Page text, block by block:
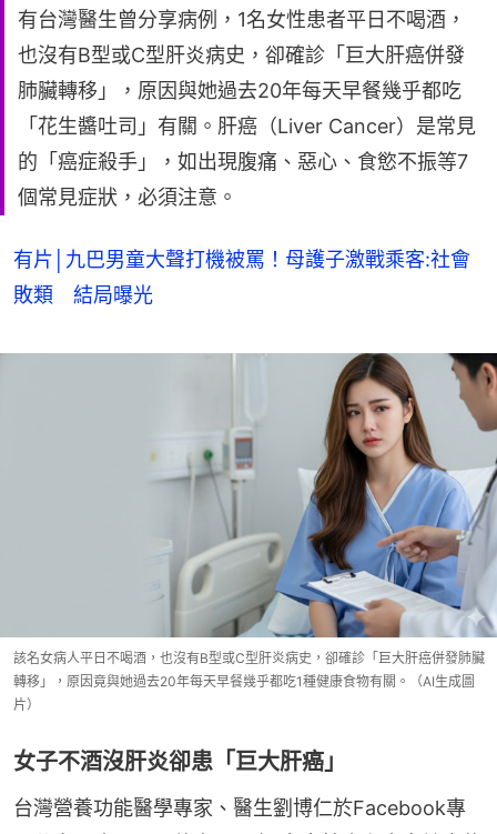
有台灣醫生曾分享病例，1名女性患者平日不喝酒，
也沒有B型或C型肝炎病史，卻確診「巨大肝癌併發
肺臟轉移」，原因與她過去20年每天早餐幾乎都吃
「花生醬吐司」有關。肝癌（Liver Cancer）是常見
的「癌症殺手」，如出現腹痛、惡心、食慾不振等7
個常見症狀，必須注意。
有片│九巴男童大聲打機被罵！母護子激戰乘客:社會
敗類 結局曝光
該名女病人平日不喝酒，也沒有B型或C型肝炎病史，卻確診「巨大肝癌併發肺臟
轉移」，原因竟與她過去20年每天早餐幾乎都吃1種健康食物有關。（AI生成圖
片）
女子不酒沒肝炎卻患「巨大肝癌」
台灣營養功能醫學專家、醫生劉博仁於Facebook專